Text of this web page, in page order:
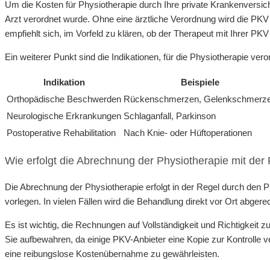
Um die Kosten für Physiotherapie durch Ihre private
Arzt verordnet wurde. Ohne eine ärztliche Verordnung wird die
empfiehlt sich, im Vorfeld zu klären, ob der Therapeut mit Ihrer
Ein weiterer Punkt sind die Indikationen, für die Physiotherapie
Indikation
Beispiele
Orthopädische Beschwerden Rückenschmerzen,
Neurologische Erkrankungen Schlaganfall, Parkinson
Postoperative Rehabilitation
Nach Knie- oder Hüftoperationen
Wie erfolgt die Abrechnung der Physiotherapie mit der
Die Abrechnung der Physiotherapie erfolgt in der Regel durch
vorlegen. In vielen Fällen wird die Behandlung direkt vor Ort
Es ist wichtig, die Rechnungen auf Vollständigkeit und Richtigkeit
Sie aufbewahren, da einige PKV-Anbieter eine Kopie zur
eine reibungslose Kostenübernahme zu gewährleisten.